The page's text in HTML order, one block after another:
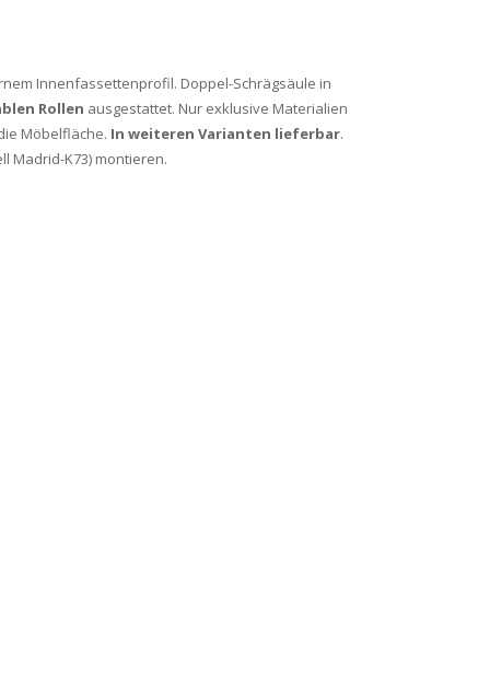
Innenfassettenprofil. Doppel-Schrägsäule in
Rollen ausgestattet. Nur exklusive Materialien
Möbelfläche. In weiteren Varianten lieferbar.
Madrid-K73) montieren.